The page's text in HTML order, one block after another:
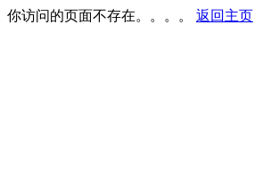
你访问的页面不存在。。。。 返回主页